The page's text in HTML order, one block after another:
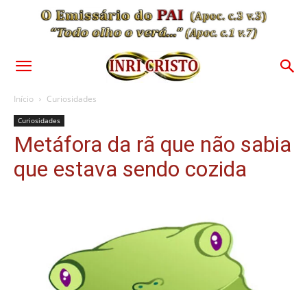
Início Curiosidades
Curiosidades
Metáfora da rã que não sabia
que estava sendo cozida